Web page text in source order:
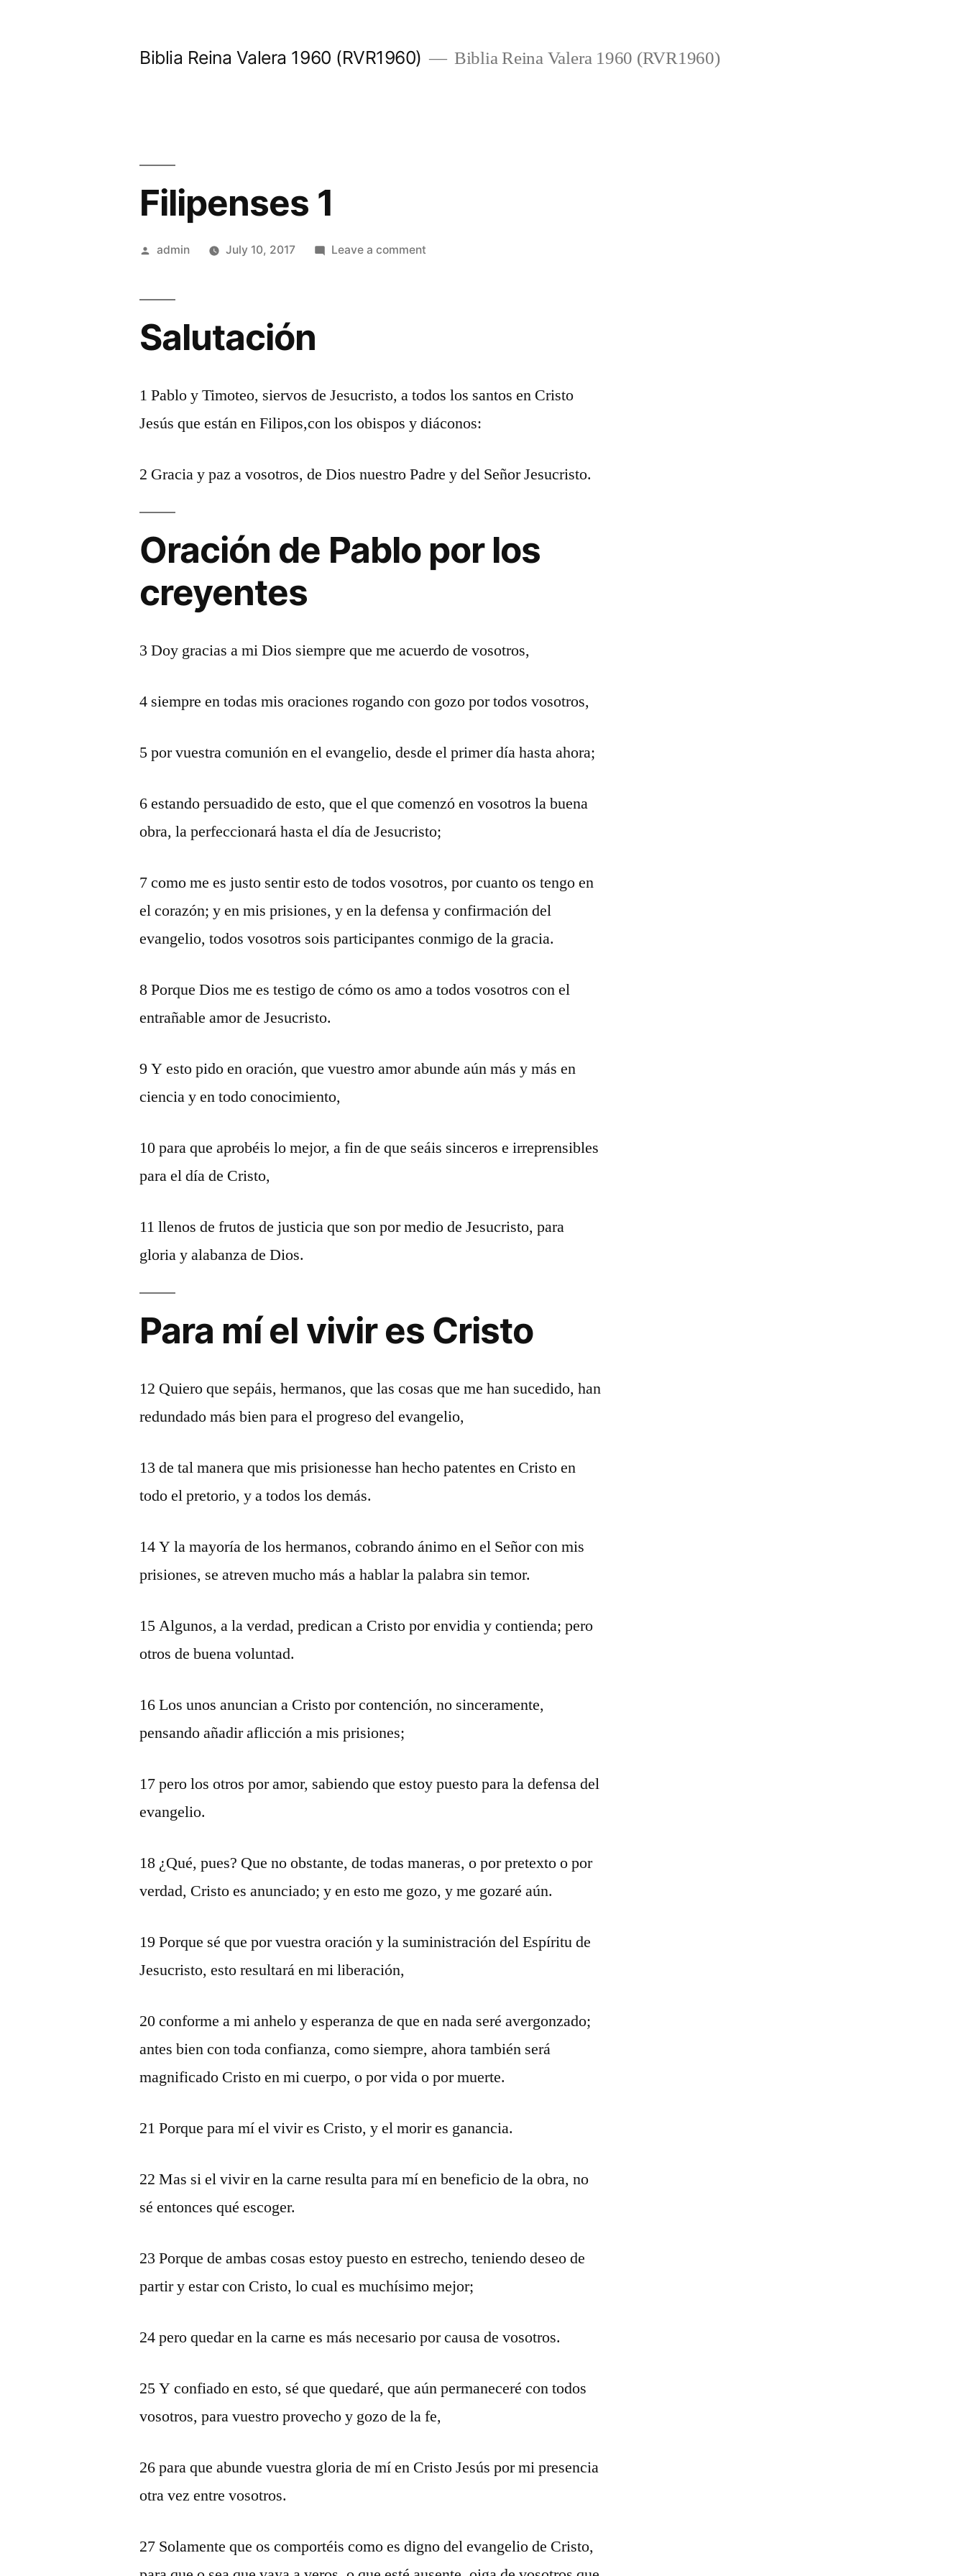
Biblia Reina Valera 1960 (RVR1960) Biblia Reina Valera 1960 (RVR1960)
Filipenses 1
Posted
admin July 10, 2017 Leave a commenton
Salutación
1 Pablo y Timoteo, siervos de Jesucristo, a todos los santos en Cristo
Jesús que están en Filipos,con los obispos y diáconos:
2 Gracia y paz a vosotros, de Dios nuestro Padre y del Señor Jesucristo.
Oración de Pablo por los
creyentes
3 Doy gracias a mi Dios siempre que me acuerdo de vosotros,
4 siempre en todas mis oraciones rogando con gozo por todos vosotros,
5 por vuestra comunión en el evangelio, desde el primer día hasta ahora;
6 estando persuadido de esto, que el que comenzó en vosotros la buena
obra, la perfeccionará hasta el día de Jesucristo;
7 como me es justo sentir esto de todos vosotros, por cuanto os tengo en
el corazón; y en mis prisiones, y en la defensa y confirmación del
evangelio, todos vosotros sois participantes conmigo de la gracia.
8 Porque Dios me es testigo de cómo os amo a todos vosotros con el
entrañable amor de Jesucristo.
9 Y esto pido en oración, que vuestro amor abunde aún más y más en
ciencia y en todo conocimiento,
10 para que aprobéis lo mejor, a fin de que seáis sinceros e irreprensibles
para el día de Cristo,
11 llenos de frutos de justicia que son por medio de Jesucristo, para
gloria y alabanza de Dios.
Para mí el vivir es Cristo
12 Quiero que sepáis, hermanos, que las cosas que me han sucedido, han
redundado más bien para el progreso del evangelio,
13 de tal manera que mis prisionesse han hecho patentes en Cristo en
todo el pretorio, y a todos los demás.
14 Y la mayoría de los hermanos, cobrando ánimo en el Señor con mis
prisiones, se atreven mucho más a hablar la palabra sin temor.
15 Algunos, a la verdad, predican a Cristo por envidia y contienda; pero
otros de buena voluntad.
16 Los unos anuncian a Cristo por contención, no sinceramente,
pensando añadir aflicción a mis prisiones;
17 pero los otros por amor, sabiendo que estoy puesto para la defensa del
evangelio.
18 ¿Qué, pues? Que no obstante, de todas maneras, o por pretexto o por
verdad, Cristo es anunciado; y en esto me gozo, y me gozaré aún.
19 Porque sé que por vuestra oración y la suministración del Espíritu de
Jesucristo, esto resultará en mi liberación,
20 conforme a mi anhelo y esperanza de que en nada seré avergonzado;
antes bien con toda confianza, como siempre, ahora también será
magnificado Cristo en mi cuerpo, o por vida o por muerte.
21 Porque para mí el vivir es Cristo, y el morir es ganancia.
22 Mas si el vivir en la carne resulta para mí en beneficio de la obra, no
sé entonces qué escoger.
23 Porque de ambas cosas estoy puesto en estrecho, teniendo deseo de
partir y estar con Cristo, lo cual es muchísimo mejor;
24 pero quedar en la carne es más necesario por causa de vosotros.
25 Y confiado en esto, sé que quedaré, que aún permaneceré con todos
vosotros, para vuestro provecho y gozo de la fe,
26 para que abunde vuestra gloria de mí en Cristo Jesús por mi presencia
otra vez entre vosotros.
27 Solamente que os comportéis como es digno del evangelio de Cristo,